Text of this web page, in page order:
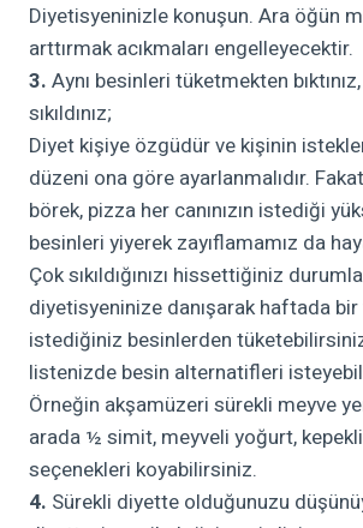
Diyetisyeninizle konuşun. Ara öğün
arttırmak acıkmaları engelleyecektir.
3. Aynı besinleri tüketmekten
sıkıldınız;
Diyet kişiye özgüdür ve kişinin
düzeni ona göre ayarlanmalıdır.
börek, pizza her canınızın istediği
besinleri yiyerek zayıflamamız da
Çok sıkıldığınızı hissettiğiniz
diyetisyeninize danışarak haftada bir
istediğiniz besinlerden
listenizde besin alternatifleri
Örneğin akşamüzeri sürekli meyve
arada ½ simit, meyveli yoğurt,
seçenekleri koyabilirsiniz.
4. Sürekli diyette olduğunuzu